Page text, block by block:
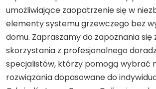
umożliwiające zaopatrzenie się w
elementy systemu grzewczego bez
domu. Zapraszamy do zapoznania
skorzystania z profesjonalnego
specjalistów, którzy pomogą wybrać
rozwiązania dopasowane do